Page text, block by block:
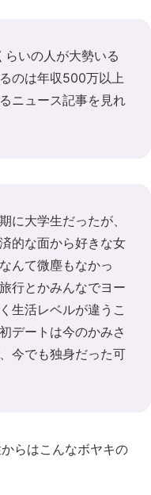
らいの人が大勢いる
のは年収500万以上
ニュース記事を見れ
に大学生だったが、
的な面から好きな女
んて微塵もなかっ
行とかみんなでヨー
生活レベルが違うこ
デートは今のかみさ
今でも独身だった可
らはこんなボヤキの